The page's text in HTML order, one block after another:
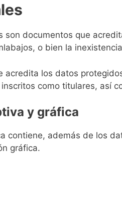
documentos que
o bien la
los datos
como titulares, así
y gráfica
contiene, además de los
gráfica.